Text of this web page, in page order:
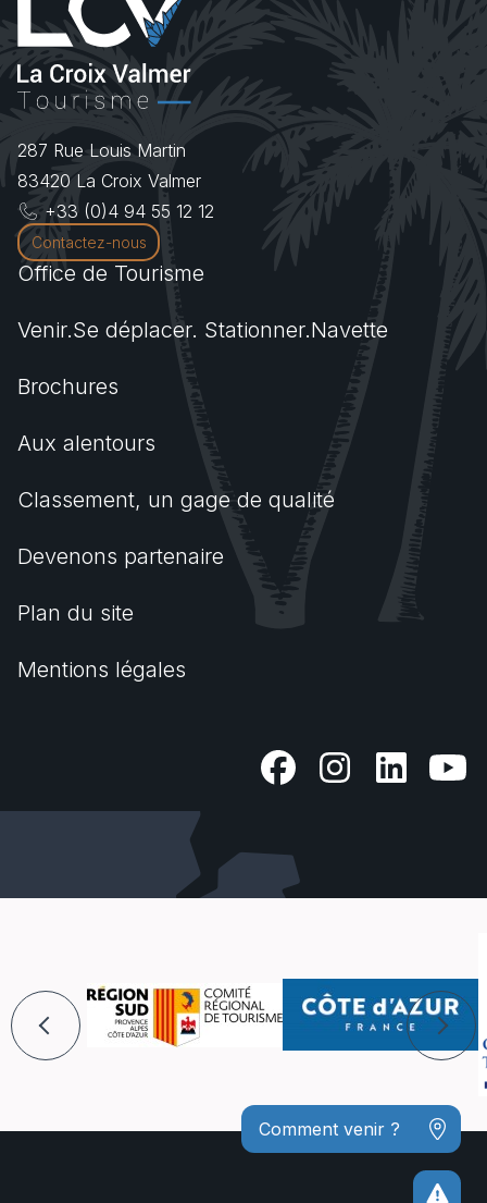
Comment venir ?
287 Rue Louis Martin
83420 La Croix Valmer
+33 (0)4 94 55 12 12
Contactez-nous
Office de Tourisme
Venir.Se déplacer. Stationner.Navette
Brochures
Aux alentours
Classement, un gage de qualité
Devenons partenaire
Plan du site
Mentions légales